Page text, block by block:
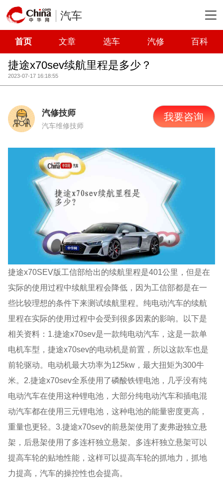
汽车
首页 文章 选车 汽修 百科
捷途x70sev续航里程是多少？
2023-07-17 16:18:55
汽修技师
汽车维修技师
我要咨询
捷途x70SEV版工信部给出的续航里程是401公里，但是在
实际的使用过程中续航里程会降低，因为工信部都是在一
些比较理想的条件下来测试续航里程。纯电动汽车的续航
里程在实际的使用过程中会受到很多因素的影响。以下是
相关资料：1.捷途x70sev是一款纯电动汽车，这是一款单
电机车型，捷途x70sev的电动机是前置，所以这款车也是
前轮驱动。电动机最大功率为125kw，最大扭矩为300牛
米。2.捷途x70sev全系使用了磷酸铁锂电池，几乎没有纯
电动汽车在使用这种锂电池，大部分纯电动汽车和插电混
动汽车都在使用三元锂电池，这种电池的能量密度更高，
重量也更轻。3.捷途x70sev的前悬架使用了麦弗逊独立悬
架，后悬架使用了多连杆独立悬架。多连杆独立悬架可以
提高车轮的贴地性能，这样可以提高车轮的抓地力，抓地
力提高，汽车的操控性也会提高。